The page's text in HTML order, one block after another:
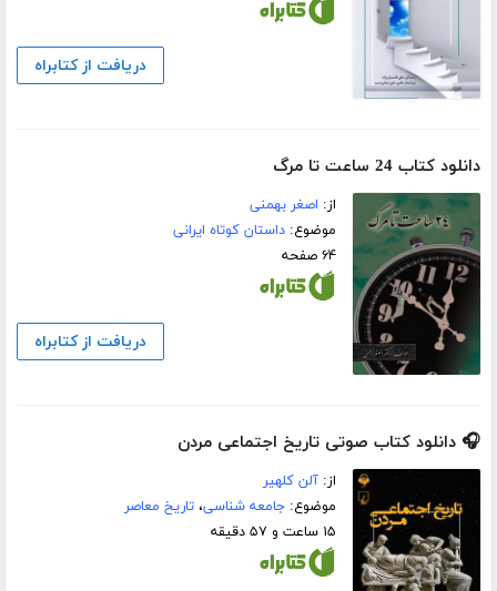
دریافت از کتابراه
دانلود کتاب 24 ساعت تا مرگ
از: اصغر بهمنی
موضوع:داستان کوتاه ایرانی
۶۴ صفحه
دریافت از کتابراه
🎧 دانلود کتاب صوتی تاریخ اجتماعی مردن
از:آلن کلهیر
موضوع:جامعه شناسی،تاریخ معاصر
۱۵ ساعت و ۵۷ دقیقه